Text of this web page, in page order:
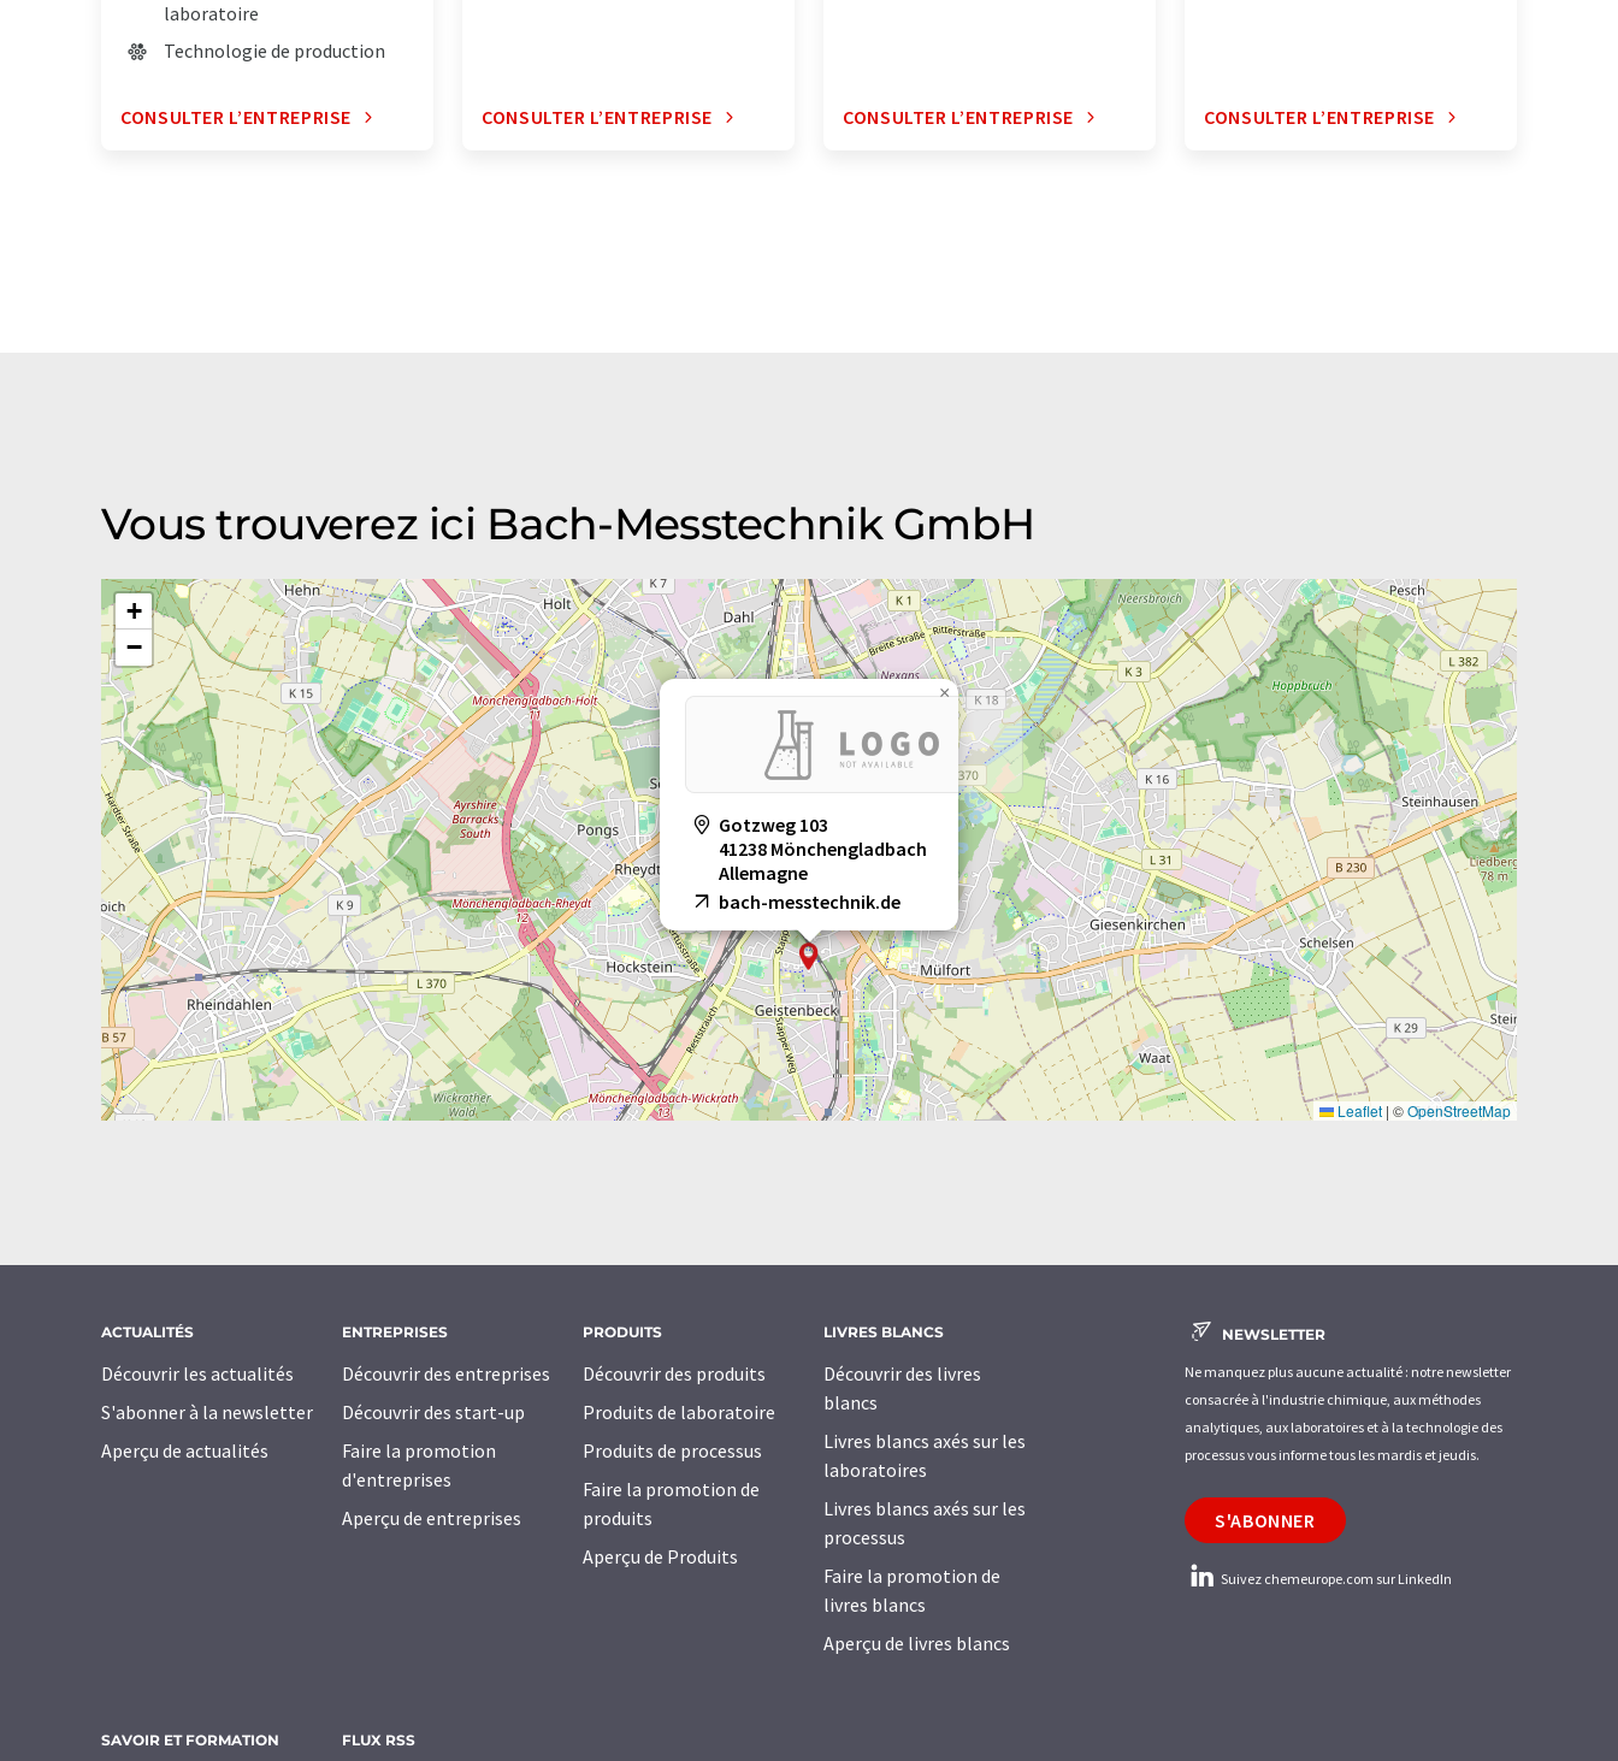
laboratoire
Technologie de production
CONSULTER L’ENTREPRISE CONSULTER L’ENTREPRISE CONSULTER L’ENTREPRISE CONSULTER L’ENTREPRISE
Vous trouverez ici Bach-Messtechnik GmbH
Gotzweg 103
41238 Mönchengladbach
Allemagne
bach-messtechnik.de
×
+
−
Leaflet | ©OpenStreetMap
ACTUALITÉS
Découvrir les actualités
S'abonner à la newsletter
Aperçu de actualités
ENTREPRISES
Découvrir des entreprises
Découvrir des start-up
Faire la promotion
d'entreprises
Aperçu de entreprises
PRODUITS
Découvrir des produits
Produits de laboratoire
Produits de processus
Faire la promotion de
produits
Aperçu de Produits
LIVRES BLANCS
Découvrir des livres
blancs
Livres blancs axés sur les
laboratoires
Livres blancs axés sur les
processus
Faire la promotion de
livres blancs
Aperçu de livres blancs
SAVOIR ET FORMATION FLUX RSS
NEWSLETTER
Ne manquez plus aucune actualité : notre newsletter
consacrée à l'industrie chimique, aux méthodes
analytiques, aux laboratoires et à la technologie des
processus vous informe tous les mardis et jeudis.
S'ABONNER
Suivez chemeurope.com sur LinkedIn